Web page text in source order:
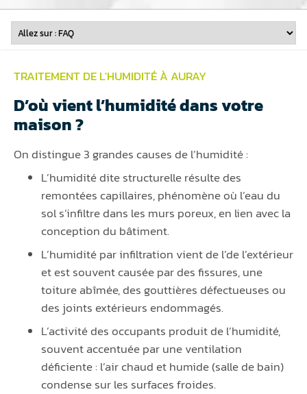
TRAITEMENT DE L'HUMIDITÉ À AURAY
D’où vient l’humidité dans votre
maison ?
On distingue 3 grandes causes de l’humidité :
L’humidité dite structurelle résulte des
remontées capillaires, phénomène où l’eau du
sol s’infiltre dans les murs poreux, en lien avec la
conception du bâtiment.
L’humidité par infiltration vient de l’de l’extérieur
et est souvent causée par des fissures, une
toiture abîmée, des gouttières défectueuses ou
des joints extérieurs endommagés.
L’activité des occupants produit de l’humidité,
souvent accentuée par une ventilation
déficiente : l’air chaud et humide (salle de bain)
condense sur les surfaces froides.